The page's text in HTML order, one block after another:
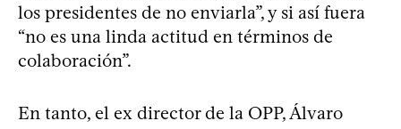
los presidentes de no enviarla”, y si así fuera
“no es una linda actitud en términos de
colaboración”.
En tanto, el ex director de la OPP, Álvaro